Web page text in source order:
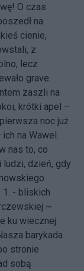
O czas
na
cienie,
z
lecz
grave.
zaszli na
krótki apel –
noc już
na Wawel.
nas to, co
ludzi, dzień, gdy
1. - bliskich
~
ku wiecznej
barykada
stronie
sobą